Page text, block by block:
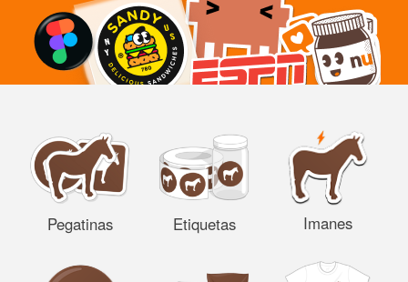
Pegatinas Etiquetas Imanes